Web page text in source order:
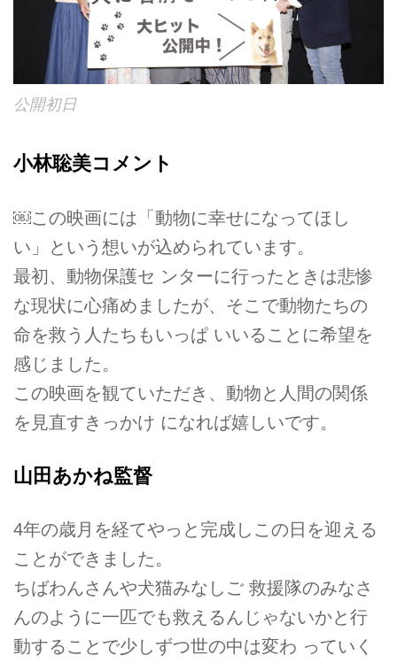
公開初日
小林聡美コメント
￼この映画には「動物に幸せになってほし
い」という想いが込められています。
最初、動物保護セ ンターに行ったときは悲惨
な現状に心痛めましたが、そこで動物たちの
命を救う人たちもいっぱ いいることに希望を
感じました。
この映画を観ていただき、動物と人間の関係
を見直すきっかけ になれば嬉しいです。
山田あかね監督
4年の歳月を経てやっと完成しこの日を迎える
ことができました。
ちばわんさんや犬猫みなしご 救援隊のみなさ
んのように一匹でも救えるんじゃないかと行
動することで少しずつ世の中は変わ っていく